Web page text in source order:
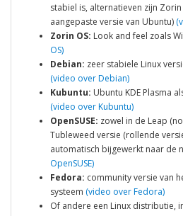
stabiel is, alternatieven zijn
aangepaste versie van Ubuntu)
Zorin OS: Look and feel zoals
OS)
Debian: zeer stabiele Linux
(video over Debian)
Kubuntu: Ubuntu KDE Plasma
(video over Kubuntu)
OpenSUSE: zowel in de Leap
Tubleweed versie (rollende
automatisch bijgewerkt naar de
OpenSUSE)
Fedora: community versie van
systeem (video over Fedora)
Of andere een Linux distributie,